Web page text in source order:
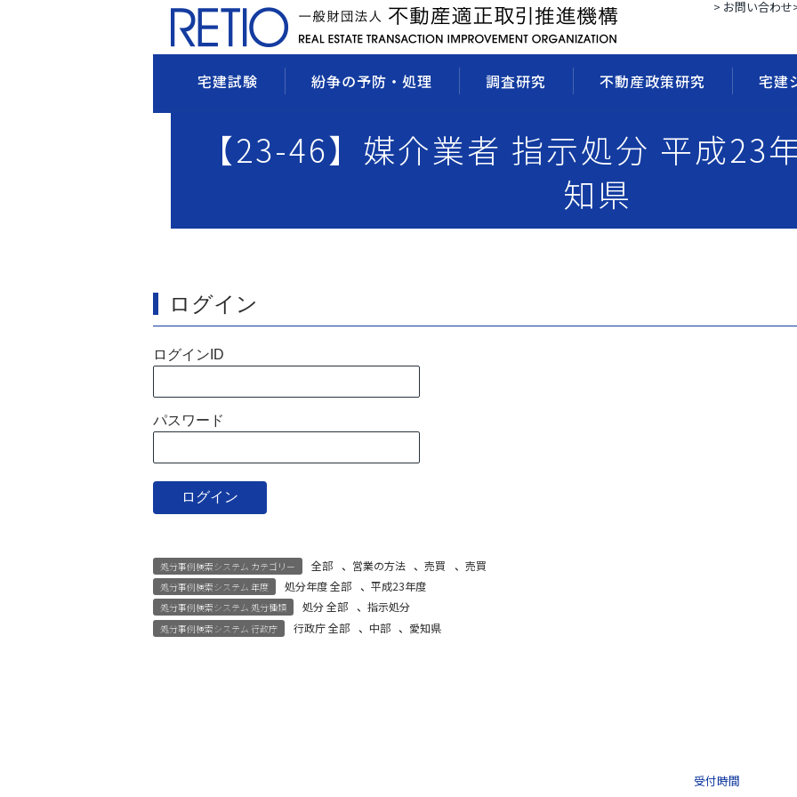
> お問い合わせ
宅建試験 紛争の予防・処理 調査研究 不動産政策研究 宅建
【23-46】媒介業者 指示処分 平成23
知県
ログイン
ログインID
パスワード
処分事例検索システム カテゴリー 全部 、 営業の方法 、売買 、 売買
処分事例検索システム 年度 処分年度 全部 、 平成23年度
処分事例検索システム 処分種類 処分 全部 、 指示処分
処分事例検索システム 行政庁 行政庁 全部 、 中部 、 愛知県
受付時間